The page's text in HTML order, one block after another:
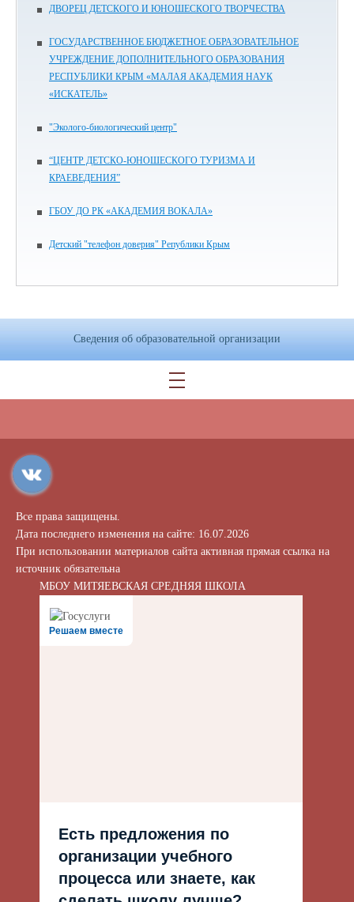
ДВОРЕЦ ДЕТСКОГО И ЮНОШЕСКОГО ТВОРЧЕСТВА
ГОСУДАРСТВЕННОЕ БЮДЖЕТНОЕ ОБРАЗОВАТЕЛЬНОЕ
УЧРЕЖДЕНИЕ ДОПОЛНИТЕЛЬНОГО ОБРАЗОВАНИЯ
РЕСПУБЛИКИ КРЫМ «МАЛАЯ АКАДЕМИЯ НАУК
«ИСКАТЕЛЬ»
"Эколого-биологический центр"
“ЦЕНТР ДЕТСКО-ЮНОШЕСКОГО ТУРИЗМА И
КРАЕВЕДЕНИЯ”
ГБОУ ДО РК «АКАДЕМИЯ ВОКАЛА»
Детский "телефон доверия" Републики Крым
Сведения об образовательной организации
Все права защищены.
Дата последнего изменения на сайте: 16.07.2026
При использовании материалов сайта активная прямая ссылка на
источник обязательна
МБОУ МИТЯЕВСКАЯ СРЕДНЯЯ ШКОЛА
Решаем вместе
Есть предложения по
организации учебного
процесса или знаете, как